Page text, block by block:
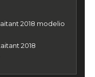
2018 modelio
2018